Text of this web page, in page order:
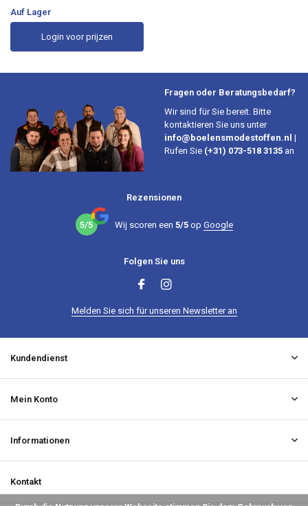
Auf Lager
Login voor prijzen
Fragen oder Beratungsbedarf?
Wir sind für Sie bereit. Bitte
kontaktieren Sie uns unter
info@boelensmodestoffen.nl |
Rufen Sie (+31) 073-518 3135 an
Rezensionen
5/5 Wij scoren een 5/5op Google
Folgen Sie uns
Melden Sie sich für unseren Newsletter an
Kundendienst
Mein Konto
Informationen
Kontakt